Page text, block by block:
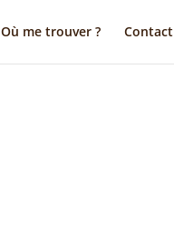
Où me trouver ? Contact